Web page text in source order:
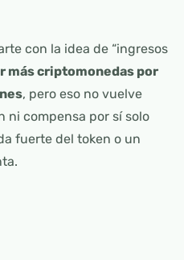
con la idea de “ingresos
más criptomonedas por
, pero eso no vuelve
ni compensa por sí solo
fuerte del token o un